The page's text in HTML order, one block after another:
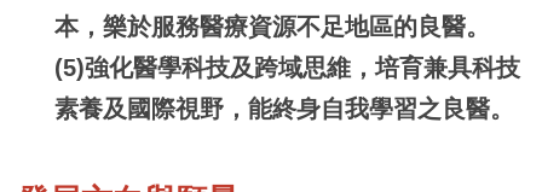
本，樂於服務醫療資源不足地區的良醫。
(5)強化醫學科技及跨域思維，培育兼具科技
素養及國際視野，能終身自我學習之良醫。